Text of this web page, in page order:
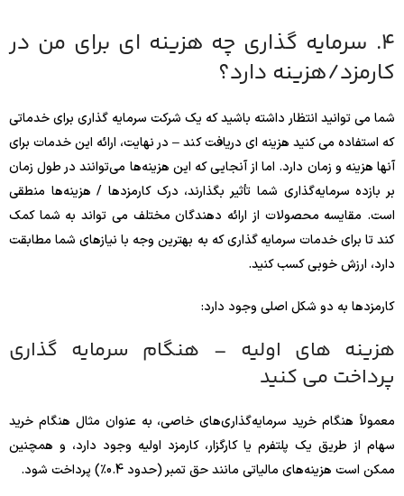
4. سرمایه گذاری چه هزینه ای برای من در
کارمزد/هزینه دارد؟
شما می توانید انتظار داشته باشید که یک شرکت سرمایه گذاری برای خدماتی
که استفاده می کنید هزینه ای دریافت کند – در نهایت، ارائه این خدمات برای
آنها هزینه و زمان دارد. اما از آنجایی که این هزینه‌ها می‌توانند در طول زمان
بر بازده سرمایه‌گذاری شما تأثیر بگذارند، درک کارمزدها / هزینه‌ها منطقی
است. مقایسه محصولات از ارائه دهندگان مختلف می تواند به شما کمک
کند تا برای خدمات سرمایه گذاری که به بهترین وجه با نیازهای شما مطابقت
دارد، ارزش خوبی کسب کنید.
کارمزدها به دو شکل اصلی وجود دارد:
هزینه های اولیه – هنگام سرمایه گذاری
پرداخت می کنید
معمولاً هنگام خرید سرمایه‌گذاری‌های خاصی، به عنوان مثال هنگام خرید
سهام از طریق یک پلتفرم یا کارگزار، کارمزد اولیه وجود دارد، و همچنین
ممکن است هزینه‌های مالیاتی مانند حق تمبر (حدود 0.4٪) پرداخت شود.